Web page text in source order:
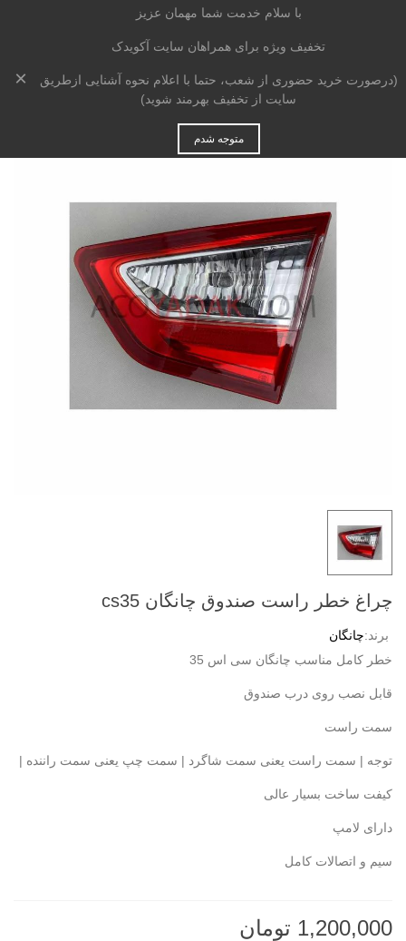
خانه > بدنه > چراغ > چراغ خطر راست صندوق چانگان cs35
چراغ خطر راست صندوق چانگان cs35
برند:چانگان
خطر کامل مناسب چانگان سی اس 35
قابل نصب روی درب صندوق
سمت راست
توجه | سمت راست یعنی سمت شاگرد | سمت چپ یعنی سمت راننده |
کیفت ساخت بسیار عالی
دارای لامپ
سیم و اتصالات کامل
1,200,000 تومان
با سلام خدمت شما مهمان عزیز
تخفیف ویژه برای همراهان سایت آکویدک
(درصورت خرید حضوری از شعب، حتما با اعلام نحوه آشنایی ازطریق
سایت از تخفیف بهرمند شوید)
متوجه شدم
×